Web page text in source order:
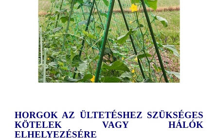
HORGOK AZ ÜLTETÉSHEZ SZÜKSÉGES
KÖTELEK VAGY HÁLÓK
ELHELYEZÉSÉRE